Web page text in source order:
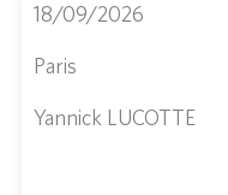
18/09/2026
Paris
Yannick LUCOTTE